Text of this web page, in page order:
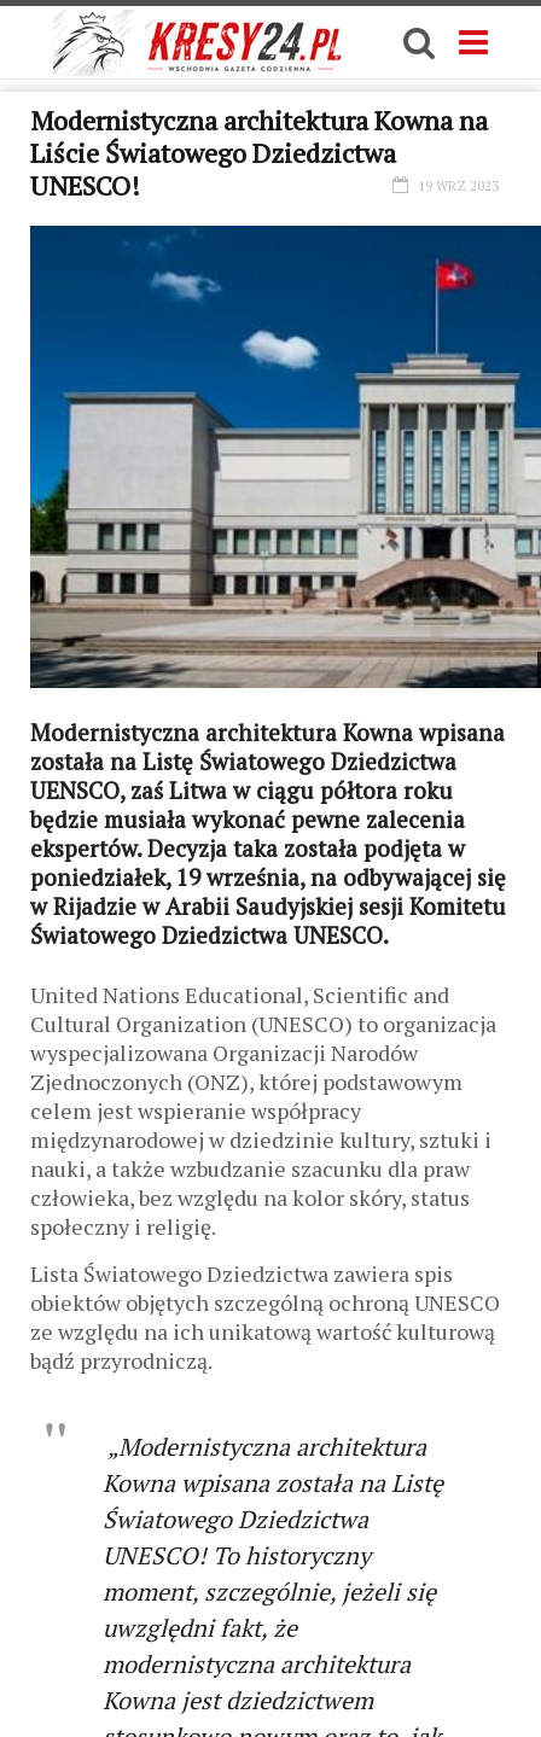
Modernistyczna architektura Kowna na
Liście Światowego Dziedzictwa
UNESCO!
19 WRZ 2023
Modernistyczna architektura Kowna wpisana
została na Listę Światowego Dziedzictwa
UENSCO, zaś Litwa w ciągu półtora roku
będzie musiała wykonać pewne zalecenia
ekspertów. Decyzja taka została podjęta w
poniedziałek, 19 września, na odbywającej się
w Rijadzie w Arabii Saudyjskiej sesji Komitetu
Światowego Dziedzictwa UNESCO.
United Nations Educational, Scientific and
Cultural Organization (UNESCO) to organizacja
wyspecjalizowana Organizacji Narodów
Zjednoczonych (ONZ), której podstawowym
celem jest wspieranie współpracy
międzynarodowej w dziedzinie kultury, sztuki i
nauki, a także wzbudzanie szacunku dla praw
człowieka, bez względu na kolor skóry, status
społeczny i religię.
Lista Światowego Dziedzictwa zawiera spis
obiektów objętych szczególną ochroną UNESCO
ze względu na ich unikatową wartość kulturową
bądź przyrodniczą.
„Modernistyczna architektura
Kowna wpisana została na Listę
Światowego Dziedzictwa
UNESCO! To historyczny
moment, szczególnie, jeżeli się
uwzględni fakt, że
modernistyczna architektura
Kowna jest dziedzictwem